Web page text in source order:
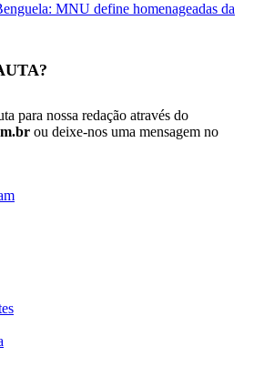
MNU define homenageadas da
para nossa redação através do
ou deixe-nos uma mensagem no